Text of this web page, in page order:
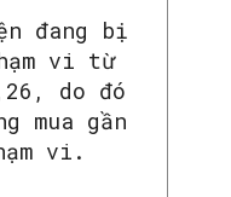
đang bị
vi từ
do đó
mua gần
vi.